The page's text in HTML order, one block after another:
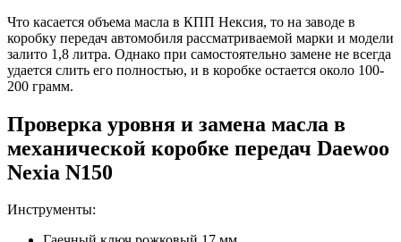
Что касается объема масла в КПП Нексия, то на заводе в
коробку передач автомобиля рассматриваемой марки и модели
залито 1,8 литра. Однако при самостоятельно замене не всегда
удается слить его полностью, и в коробке остается около 100-
200 грамм.
Проверка уровня и замена масла в
механической коробке передач Daewoo
Nexia N150
Инструменты: